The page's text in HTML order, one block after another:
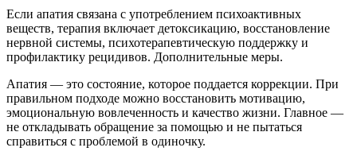
Если апатия связана с употреблением психоактивных
веществ, терапия включает детоксикацию, восстановление
нервной системы, психотерапевтическую поддержку и
профилактику рецидивов. Дополнительные меры.
Апатия — это состояние, которое поддается коррекции. При
правильном подходе можно восстановить мотивацию,
эмоциональную вовлеченность и качество жизни. Главное —
не откладывать обращение за помощью и не пытаться
справиться с проблемой в одиночку.